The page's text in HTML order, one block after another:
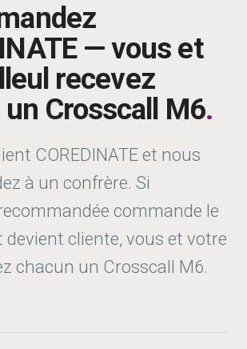
— vous et
recevez
Crosscall M6.
COREDINATE et nous
à un confrère. Si
commande le
devient cliente, vous et votre
chacun un Crosscall M6.